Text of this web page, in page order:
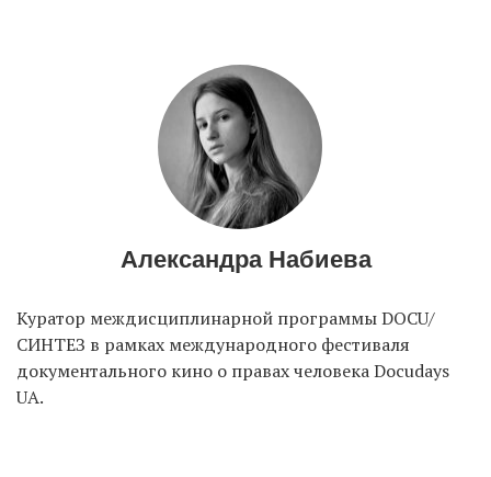
Александра Набиева
Куратор междисциплинарной программы DOCU/
СИНТЕЗ в рамках международного фестиваля
документального кино о правах человека Docudays
UA.